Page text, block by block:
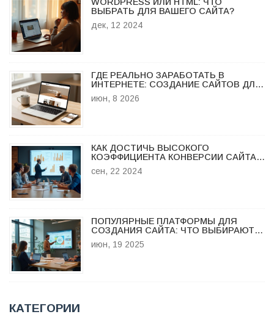
ВЫБРАТЬ ДЛЯ ВАШЕГО САЙТА?
дек, 12 2024
ГДЕ РЕАЛЬНО ЗАРАБОТАТЬ В
ИНТЕРНЕТЕ: СОЗДАНИЕ САЙТОВ ДЛЯ
МАЛОГО БИЗНЕСА
июн, 8 2026
КАК ДОСТИЧЬ ВЫСОКОГО
КОЭФФИЦИЕНТА КОНВЕРСИИ САЙТА:
ПРАКТИЧЕСКИЕ СОВЕТЫ
сен, 22 2024
ПОПУЛЯРНЫЕ ПЛАТФОРМЫ ДЛЯ
СОЗДАНИЯ САЙТА: ЧТО ВЫБИРАЮТ В
июн, 19 2025
КАТЕГОРИИ